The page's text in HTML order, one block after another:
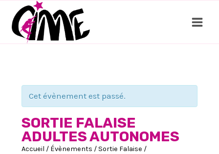
contenu
Cet évènement est passé.
SORTIE FALAISE
ADULTES AUTONOMES
Accueil / Évènements /Sortie Falaise /